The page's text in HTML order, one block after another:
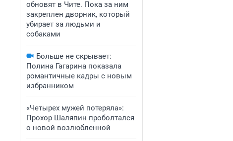
обновят в Чите. Пока за ним
закреплен дворник, который
убирает за людьми и
собаками
Больше не скрывает:
Полина Гагарина показала
романтичные кадры с новым
избранником
«Четырех мужей потеряла»:
Прохор Шаляпин проболтался
о новой возлюбленной